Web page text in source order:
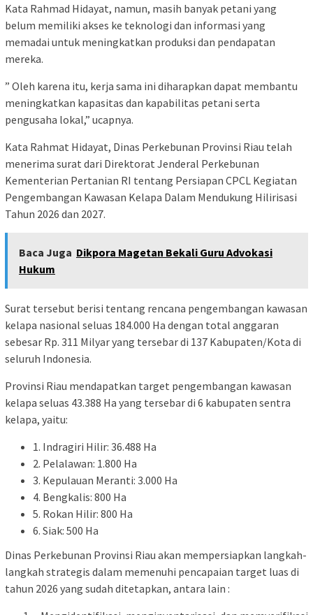
Kata Rahmad Hidayat, namun, masih banyak petani yang
belum memiliki akses ke teknologi dan informasi yang
memadai untuk meningkatkan produksi dan pendapatan
mereka.
” Oleh karena itu, kerja sama ini diharapkan dapat membantu
meningkatkan kapasitas dan kapabilitas petani serta
pengusaha lokal,” ucapnya.
Kata Rahmat Hidayat, Dinas Perkebunan Provinsi Riau telah
menerima surat dari Direktorat Jenderal Perkebunan
Kementerian Pertanian RI tentang Persiapan CPCL Kegiatan
Pengembangan Kawasan Kelapa Dalam Mendukung Hilirisasi
Tahun 2026 dan 2027.
Baca Juga Dikpora Magetan Bekali Guru Advokasi
Hukum
Surat tersebut berisi tentang rencana pengembangan kawasan
kelapa nasional seluas 184.000 Ha dengan total anggaran
sebesar Rp. 311 Milyar yang tersebar di 137 Kabupaten/Kota di
seluruh Indonesia.
Provinsi Riau mendapatkan target pengembangan kawasan
kelapa seluas 43.388 Ha yang tersebar di 6 kabupaten sentra
kelapa, yaitu:
1. Indragiri Hilir: 36.488 Ha
2. Pelalawan: 1.800 Ha
3. Kepulauan Meranti: 3.000 Ha
4. Bengkalis: 800 Ha
5. Rokan Hilir: 800 Ha
6. Siak: 500 Ha
Dinas Perkebunan Provinsi Riau akan mempersiapkan langkah-
langkah strategis dalam memenuhi pencapaian target luas di
tahun 2026 yang sudah ditetapkan, antara lain :